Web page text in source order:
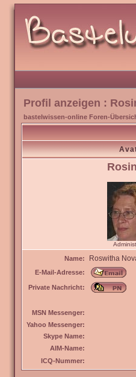
Profil anzeigen :
bastelwissen-online Foren-
Name:
Roswitha
E-Mail-Adresse:
Private Nachricht:
MSN Messenger:
Yahoo Messenger:
Skype Name:
AIM-Name:
ICQ-Nummer: